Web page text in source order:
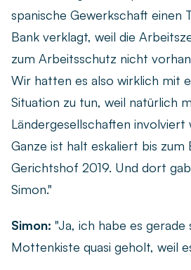
spanische Gewerkschaft einen
Bank verklagt, weil die
zum Arbeitsschutz nicht
Wir hatten es also wirklich mit
Situation zu tun, weil natürlich
Ländergesellschaften involviert
Ganze ist halt eskaliert bis zum
Gerichtshof 2019. Und dort
Simon."
Simon: "Ja, ich habe es gerade
Mottenkiste quasi geholt, weil